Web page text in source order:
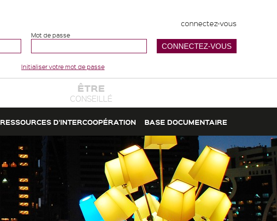
connectez-vous
Mot de passe
Initialiser votre mot de passe
ÊTRE
CONSEILLÉ
RESSOURCES D'INTERCOOPÉRATION BASE DOCUMENTAIRE